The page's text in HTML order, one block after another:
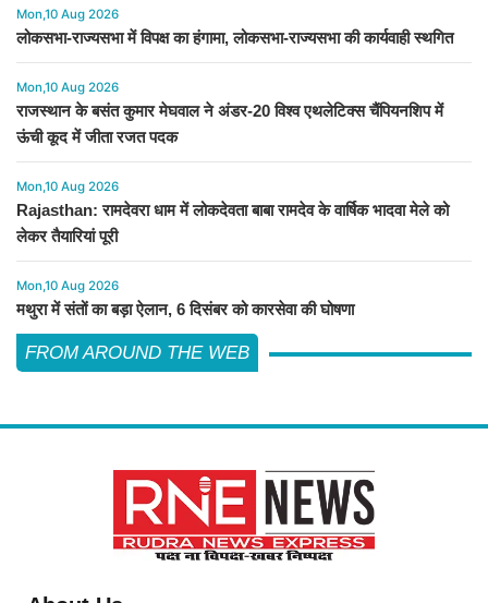
Mon,10 Aug 2026
लोकसभा-राज्यसभा में विपक्ष का हंगामा, लोकसभा-राज्यसभा की कार्यवाही स्थगित
Mon,10 Aug 2026
राजस्थान के बसंत कुमार मेघवाल ने अंडर-20 विश्व एथलेटिक्स चैंपियनशिप में
ऊंची कूद में जीता रजत पदक
Mon,10 Aug 2026
Rajasthan: रामदेवरा धाम में लोकदेवता बाबा रामदेव के वार्षिक भादवा मेले को
लेकर तैयारियां पूरी
Mon,10 Aug 2026
मथुरा में संतों का बड़ा ऐलान, 6 दिसंबर को कारसेवा की घोषणा
FROM AROUND THE WEB